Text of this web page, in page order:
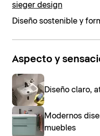
sieger design
Diseño sostenible y
Aspecto y
Diseño claro,
Modernos
muebles